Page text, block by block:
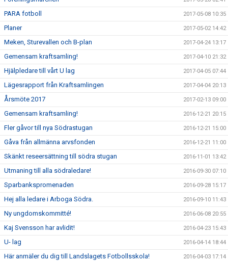
PARA fotboll 2017-05-08 10:35
Planer 2017-05-02 14:42
Meken, Sturevallen och B-plan 2017-04-24 13:17
Gemensam kraftsamling! 2017-04-10 21:32
Hjälpledare till vårt U lag 2017-04-05 07:44
Lägesrapport från Kraftsamlingen 2017-04-04 20:13
Årsmöte 2017 2017-02-13 09:00
Gemensam kraftsamling! 2016-12-21 20:15
Fler gåvor till nya Södrastugan 2016-12-21 15:00
Gåva från allmänna arvsfonden 2016-12-21 11:00
Skänkt reseersättning till södra stugan 2016-11-01 13:42
Utmaning till alla södraledare! 2016-09-30 07:10
Sparbankspromenaden 2016-09-28 15:17
Hej alla ledare i Arboga Södra. 2016-09-10 11:43
Ny ungdomskommitté! 2016-06-08 20:55
Kaj Svensson har avlidit! 2016-04-23 15:43
U- lag 2016-04-14 18:44
Här anmäler du dig till Landslagets Fotbollsskola! 2016-04-03 17:14